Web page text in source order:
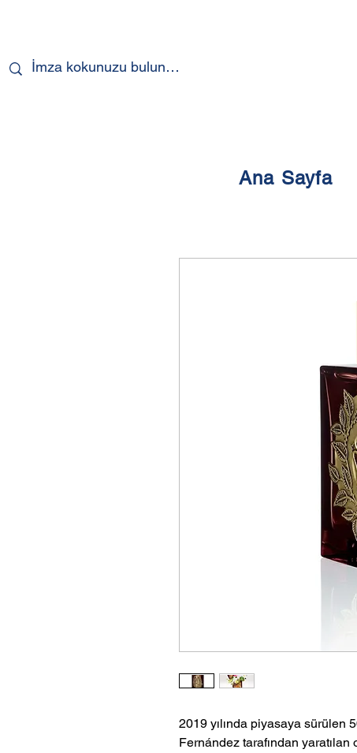
Ana Sayfa
2019 yılında piyasaya sürülen
Fernández tarafından